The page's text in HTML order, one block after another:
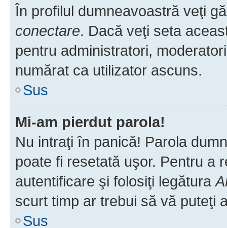
În profilul dumneavoastră veţi
conectare. Dacă veţi seta
pentru administratori,
numărat ca utilizator ascuns.
Sus
Mi-am pierdut parola!
Nu intraţi în panică! Parola
poate fi resetată uşor. Pentru a
autentificare şi folosiţi legătura
scurt timp ar trebui să vă puteţi
Sus